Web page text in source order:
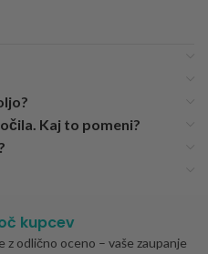
Kaj to pomeni?
kupcev
z odlično oceno – vaše zaupanje